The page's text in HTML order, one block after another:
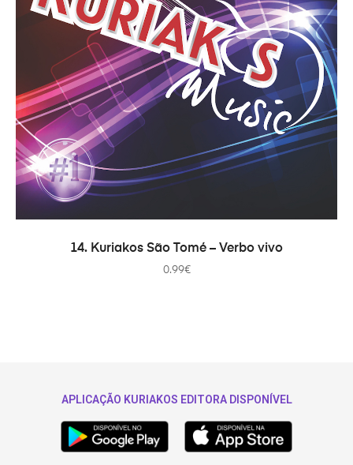
ADICIONAR
14. Kuriakos São Tomé – Verbo vivo
0.99€
APLICAÇÃO KURIAKOS EDITORA DISPONÍVEL